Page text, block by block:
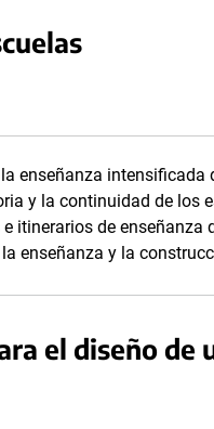
enseñanza
y la continuidad de los
itinerarios de enseñanza
enseñanza y la
el diseño de